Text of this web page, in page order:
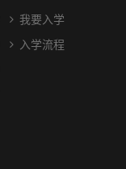
我要入学
入学流程